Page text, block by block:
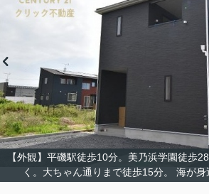
【外観】平磯駅徒歩10分。美乃浜学園徒歩
く。大ちゃん通りまで徒歩15分。 海が身